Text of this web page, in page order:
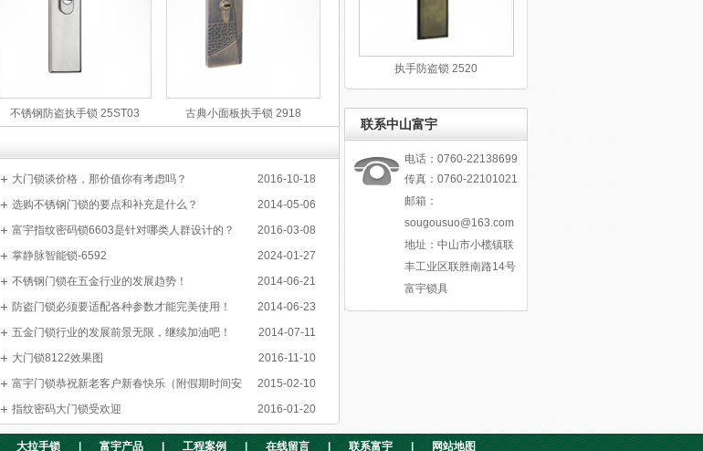
不锈钢防盗执手锁 25ST03 古典小面板执手锁 2918
2016-10-18
大门锁谈价格，那价值你有考虑吗？
2014-05-06
选购不锈钢门锁的要点和补充是什么？
2016-03-08
富宇指纹密码锁6603是针对哪类人群设计的？
2024-01-27
掌静脉智能锁-6592
2014-06-21
不锈钢门锁在五金行业的发展趋势！
2014-06-23
防盗门锁必须要适配各种参数才能完美使用！
2014-07-11
五金门锁行业的发展前景无限，继续加油吧！
2016-11-10
大门锁8122效果图
2015-02-10
富宇门锁恭祝新老客户新春快乐（附假期时间安
排）
2016-01-20
指纹密码大门锁受欢迎
执手防盗锁 2520
联系中山富宇
电话：0760-22138699
传真：0760-22101021
邮箱：
sougousuo@163.com
地址：中山市小榄镇联
丰工业区联胜南路14号
富宇锁具
大拉手锁 | 富宇产品 | 工程案例 | 在线留言 | 联系富宇 | 网站地图